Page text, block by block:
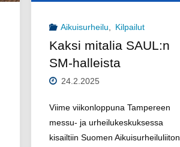
Aikuisurheilu Kilpailut
Kaksi mitalia SAUL:n
SM-halleista
24.2.2025
Viime viikonloppuna Tampereen
messu- ja urheilukeskuksessa
kisailtiin Suomen Aikuisurheiluliiton